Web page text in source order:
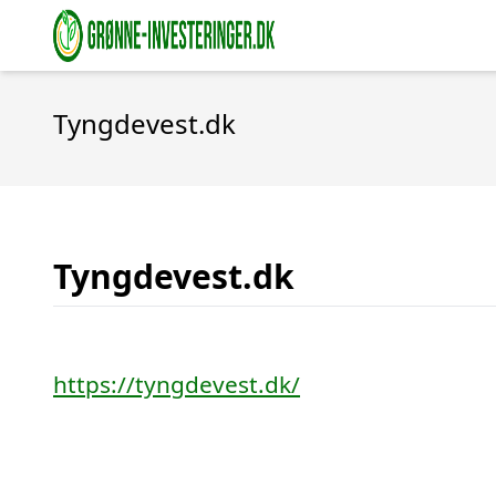
Tyngdevest.dk
Tyngdevest.dk
https://tyngdevest.dk/